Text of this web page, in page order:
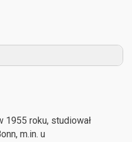
1955 roku, studiował
m.in. u